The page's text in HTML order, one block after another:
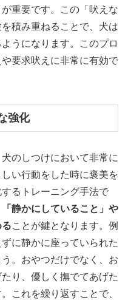
が重要です。この「吠えな
積み重ねることで、犬は
うになります。このプロ
要求吠えに非常に有効で
強化
のしつけにおいて非常に
い行動をした時に褒美を
るトレーニング手法で
「静かにしていること」や
ことが鍵となります。例
に静かに座っていられた
。おやつだけでなく、お
り、優しく撫でてあげた
これを繰り返すことで、